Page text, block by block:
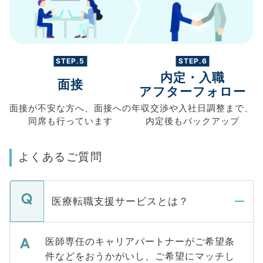
STEP.5
面接
面接が不安な方へ、 面接への
同席も行っています
STEP.6
内定・入職
アフターフォロー
年収交渉や入社日調整まで、
内定後もバックアップ
よくあるご質問
医療転職支援サービスとは？
医師専任のキャリアパートナーがご希望条
件などをおうかがいし、ご希望にマッチし